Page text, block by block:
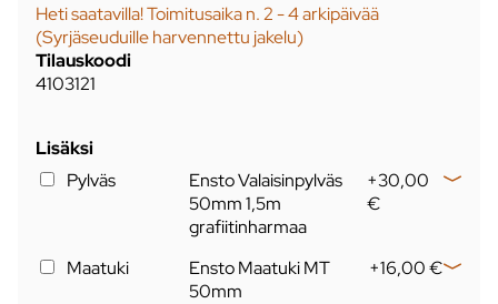
Heti saatavilla! Toimitusaika n. 2 - 4 arkipäivää
(Syrjäseuduille harvennettu jakelu)
Tilauskoodi
4103121
Lisäksi
Pylväs
Ensto Valaisinpylväs
50mm 1,5m
grafiitinharmaa
+30,00
€
Maatuki
Ensto Maatuki MT
50mm
+16,00 €